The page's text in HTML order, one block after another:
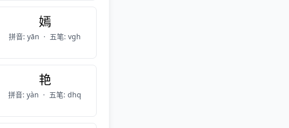
嫣
拼音: yān · 五笔: vgh
艳
拼音: yàn · 五笔: dhq